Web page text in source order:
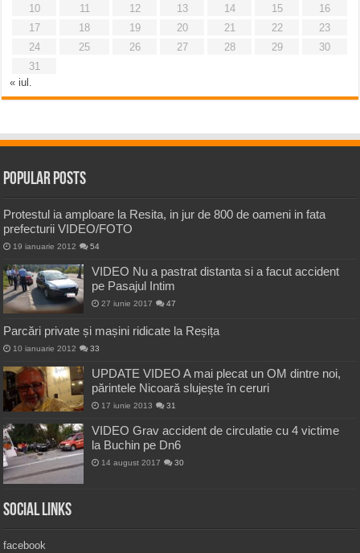
10
11 12 13 14 15
16
17
18 19 20 21 22
23
24
25 26 27 28 29
30
31
« iul.
Popular Posts
Protestul ia amploare la Resita, in jur de 800 de oameni in fata
prefecturii VIDEO/FOTO
19 ianuarie 2012 54
VIDEO Nu a pastrat distanta si a facut accident
pe Pasajul Intim
27 iunie 2017 47
Parcări private și mașini ridicate la Reșița
10 ianuarie 2012 33
UPDATE VIDEO A mai plecat un OM dintre noi,
părintele Nicoară slujește în ceruri
17 iunie 2013 31
VIDEO Grav accident de circulatie cu 4 victime
la Buchin pe Dn6
14 august 2017 30
Social Links
facebook